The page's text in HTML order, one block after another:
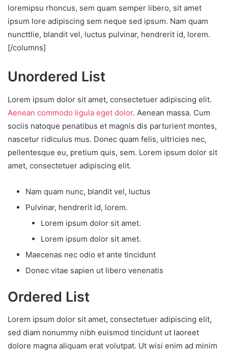
loremipsu rhoncus, sem quam semper libero, sit amet
ipsum lore adipiscing sem neque sed ipsum. Nam quam
nuncttlie, blandit vel, luctus pulvinar, hendrerit id, lorem.
[/columns]
Unordered List
Lorem ipsum dolor sit amet, consectetuer adipiscing elit.
Aenean commodo ligula eget dolor. Aenean massa. Cum
sociis natoque penatibus et magnis dis parturient montes,
nascetur ridiculus mus. Donec quam felis, ultricies nec,
pellentesque eu, pretium quis, sem. Lorem ipsum dolor sit
amet, consectetuer adipiscing elit.
Nam quam nunc, blandit vel, luctus
Pulvinar, hendrerit id, lorem.
Lorem ipsum dolor sit amet.
Lorem ipsum dolor sit amet.
Maecenas nec odio et ante tincidunt
Donec vitae sapien ut libero venenatis
Ordered List
Lorem ipsum dolor sit amet, consectetuer adipiscing elit,
sed diam nonummy nibh euismod tincidunt ut laoreet
dolore magna aliquam erat volutpat. Ut wisi enim ad minim